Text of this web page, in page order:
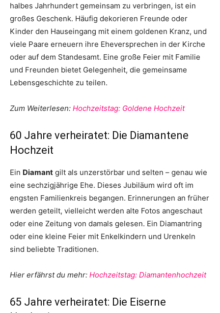
halbes Jahrhundert gemeinsam zu verbringen, ist ein
großes Geschenk. Häufig dekorieren Freunde oder
Kinder den Hauseingang mit einem goldenen Kranz, und
viele Paare erneuern ihre Eheversprechen in der Kirche
oder auf dem Standesamt. Eine große Feier mit Familie
und Freunden bietet Gelegenheit, die gemeinsame
Lebensgeschichte zu teilen.
Zum Weiterlesen: Hochzeitstag: Goldene Hochzeit
60 Jahre verheiratet: Die Diamantene
Hochzeit
Ein Diamant gilt als unzerstörbar und selten – genau wie
eine sechzigjährige Ehe. Dieses Jubiläum wird oft im
engsten Familienkreis begangen. Erinnerungen an früher
werden geteilt, vielleicht werden alte Fotos angeschaut
oder eine Zeitung von damals gelesen. Ein Diamantring
oder eine kleine Feier mit Enkelkindern und Urenkeln
sind beliebte Traditionen.
Hier erfährst du mehr: Hochzeitstag: Diamantenhochzeit
65 Jahre verheiratet: Die Eiserne